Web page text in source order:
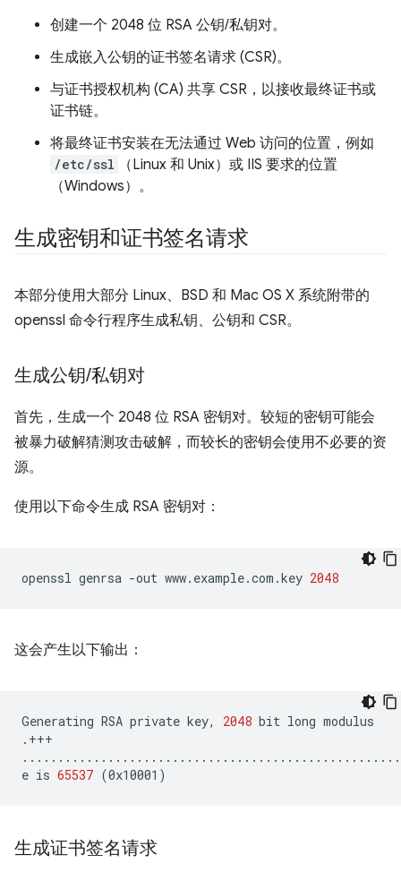
创建一个 2048 位 RSA 公钥/私钥对。
生成嵌入公钥的证书签名请求 (CSR)。
与证书授权机构 (CA) 共享 CSR，以接收最终证书或
证书链。
将最终证书安装在无法通过 Web 访问的位置，例如
/etc/ssl
（Linux 和 Unix）或 IIS 要求的位置
（Windows）。
生成密钥和证书签名请求
本部分使用大部分 Linux、BSD 和 Mac OS X 系统附带的
openssl 命令行程序生成私钥、公钥和 CSR。
生成公钥/私钥对
首先，生成一个 2048 位 RSA 密钥对。较短的密钥可能会
被暴力破解猜测攻击破解，而较长的密钥会使用不必要的资
源。
使用以下命令生成 RSA 密钥对：
openssl genrsa -out www.example.com.key 2048
这会产生以下输出：
Generating RSA private key, 2048 bit long modulus
.+++
e is 65537 (0x10001 )
生成证书签名请求